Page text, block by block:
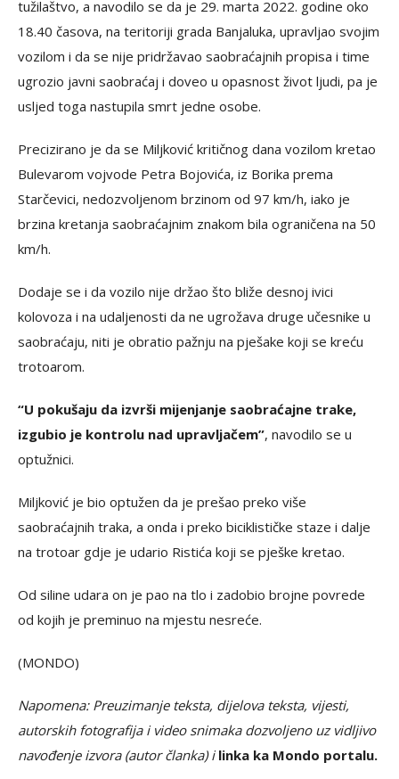
tužilaštvo, a navodilo se da je 29. marta 2022. godine oko
18.40 časova, na teritoriji grada Banjaluka, upravljao svojim
vozilom i da se nije pridržavao saobraćajnih propisa i time
ugrozio javni saobraćaj i doveo u opasnost život ljudi, pa je
usljed toga nastupila smrt jedne osobe.
Precizirano je da se Miljković kritičnog dana vozilom kretao
Bulevarom vojvode Petra Bojovića, iz Borika prema
Starčevici, nedozvoljenom brzinom od 97 km/h, iako je
brzina kretanja saobraćajnim znakom bila ograničena na 50
km/h.
Dodaje se i da vozilo nije držao što bliže desnoj ivici
kolovoza i na udaljenosti da ne ugrožava druge učesnike u
saobraćaju, niti je obratio pažnju na pješake koji se kreću
trotoarom.
“U pokušaju da izvrši mijenjanje saobraćajne trake,
izgubio je kontrolu nad upravljačem”, navodilo se u
optužnici.
Miljković je bio optužen da je prešao preko više
saobraćajnih traka, a onda i preko biciklističke staze i dalje
na trotoar gdje je udario Ristića koji se pješke kretao.
Od siline udara on je pao na tlo i zadobio brojne povrede
od kojih je preminuo na mjestu nesreće.
(MONDO)
Napomena: Preuzimanje teksta, dijelova teksta, vijesti,
autorskih fotografija i video snimaka dozvoljeno uz vidljivo
navođenje izvora (autor članka) ilinka ka Mondo portalu.